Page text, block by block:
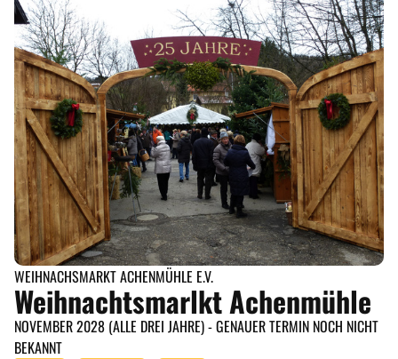
WEIHNACHSMARKT ACHENMÜHLE E.V.
Weihnachtsmarlkt Achenmühle
NOVEMBER 2028 (ALLE DREI JAHRE) - GENAUER TERMIN NOCH NICHT
BEKANNT